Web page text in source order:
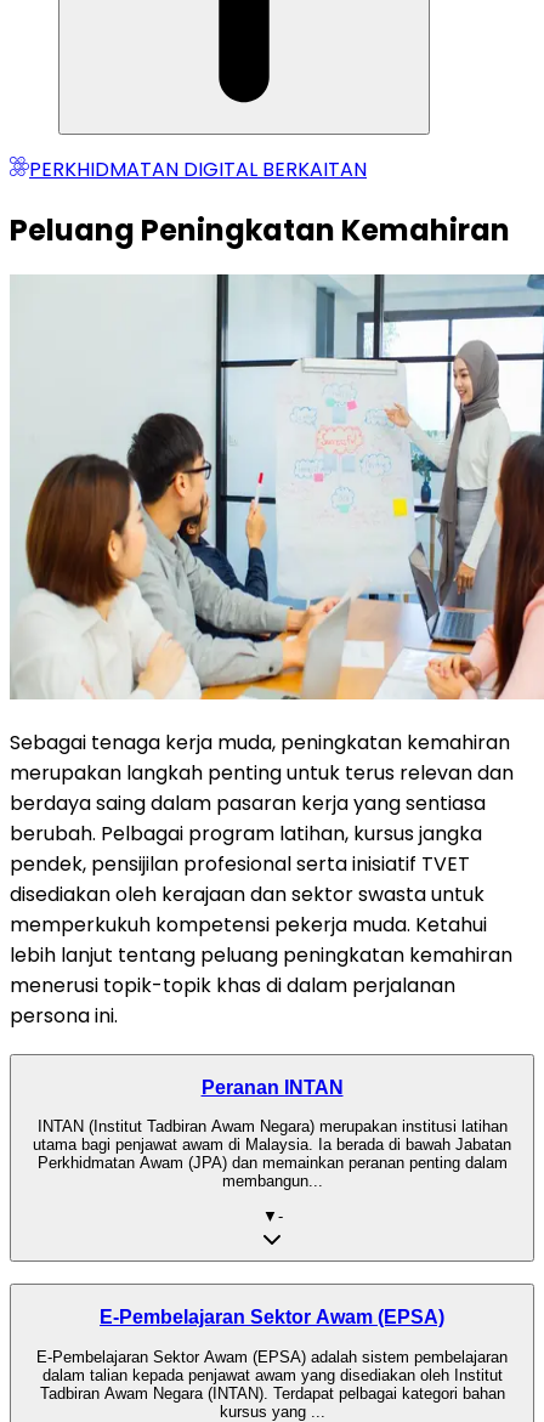
PERKHIDMATAN DIGITAL BERKAITAN
Peluang Peningkatan Kemahiran
Sebagai tenaga kerja muda, peningkatan kemahiran
merupakan langkah penting untuk terus relevan dan
berdaya saing dalam pasaran kerja yang sentiasa
berubah. Pelbagai program latihan, kursus jangka
pendek, pensijilan profesional serta inisiatif TVET
disediakan oleh kerajaan dan sektor swasta untuk
memperkukuh kompetensi pekerja muda. Ketahui
lebih lanjut tentang peluang peningkatan kemahiran
menerusi topik-topik khas di dalam perjalanan
persona ini.
Peranan INTAN
INTAN (Institut Tadbiran Awam Negara) merupakan institusi latihan
utama bagi penjawat awam di Malaysia. Ia berada di bawah Jabatan
Perkhidmatan Awam (JPA) dan memainkan peranan penting dalam
membangun...
▼ -
E-Pembelajaran Sektor Awam (EPSA)
E-Pembelajaran Sektor Awam (EPSA) adalah sistem pembelajaran
dalam talian kepada penjawat awam yang disediakan oleh Institut
Tadbiran Awam Negara (INTAN). Terdapat pelbagai kategori bahan
kursus yang ...